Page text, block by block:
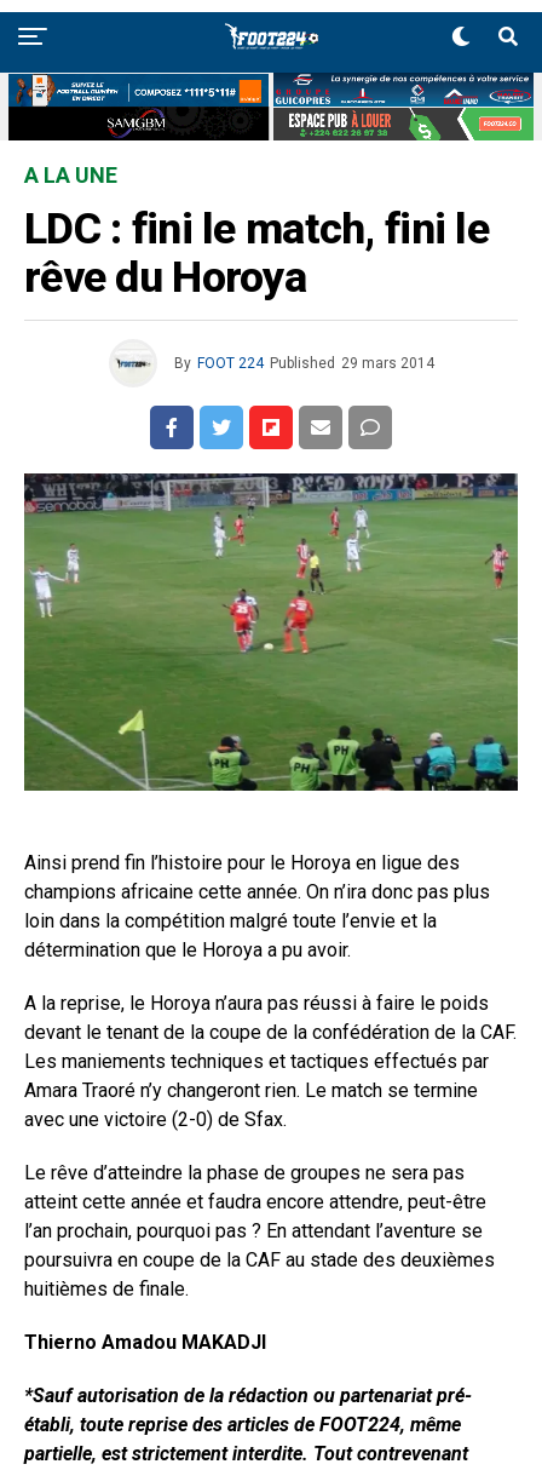
A LA UNE
LDC : fini le match, fini le
rêve du Horoya
By FOOT 224 Published 29 mars 2014
Ainsi prend fin l’histoire pour le Horoya en ligue des
champions africaine cette année. On n’ira donc pas plus
loin dans la compétition malgré toute l’envie et la
détermination que le Horoya a pu avoir.
A la reprise, le Horoya n’aura pas réussi à faire le poids
devant le tenant de la coupe de la confédération de la CAF.
Les maniements techniques et tactiques effectués par
Amara Traoré n’y changeront rien. Le match se termine
avec une victoire (2-0) de Sfax.
Le rêve d’atteindre la phase de groupes ne sera pas
atteint cette année et faudra encore attendre, peut-être
l’an prochain, pourquoi pas ? En attendant l’aventure se
poursuivra en coupe de la CAF au stade des deuxièmes
huitièmes de finale.
Thierno Amadou MAKADJI
*Sauf autorisation de la rédaction ou partenariat pré-
établi, toute reprise des articles de FOOT224, même
partielle, est strictement interdite. Tout contrevenant